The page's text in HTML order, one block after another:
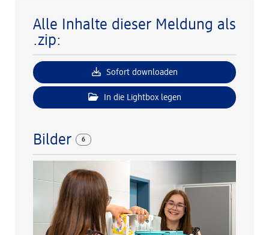
Alle Inhalte dieser Meldung als
.zip:
Sofort downloaden
In die Lightbox legen
Bilder 6